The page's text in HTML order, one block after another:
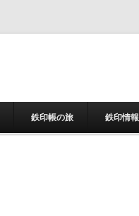
鉄印帳の旅 鉄印情報